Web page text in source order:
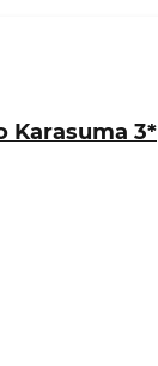
Karasuma 3*